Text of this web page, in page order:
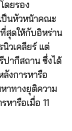
ดยรอง
ป็นหัวหน้าคณะ
สุดให้กับอิหร่าน
นิวเคลียร์ แต่
ปากีสถาน ซึ่งได้
งการหารือ
าทางยุติความ
ารือเมื่อ 11